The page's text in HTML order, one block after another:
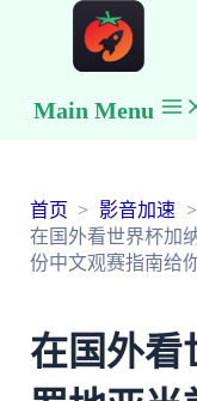
Main Menu
首页
影音加速
在国外看世界杯加
份中文观赛指南给
在国外看